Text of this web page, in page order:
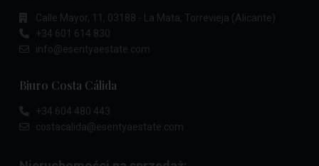
Calle Mayor, 11, 03188 - La Mata, Torrevieja (Alicante)
+34 601 614 830
info@esentyaestate.com
Biuro Costa Cálida
+34 604 480 443
costacalida@esentyaestate.com